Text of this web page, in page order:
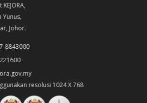
Yunus,
Johor.
8843000
resolusi 1024 X 768